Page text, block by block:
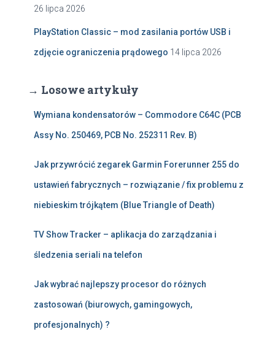
26 lipca 2026
PlayStation Classic – mod zasilania portów USB i
zdjęcie ograniczenia prądowego 14 lipca 2026
→ Losowe artykuły
Wymiana kondensatorów – Commodore C64C (PCB
Assy No. 250469, PCB No. 252311 Rev. B)
Jak przywrócić zegarek Garmin Forerunner 255 do
ustawień fabrycznych – rozwiązanie / fix problemu z
niebieskim trójkątem (Blue Triangle of Death)
TV Show Tracker – aplikacja do zarządzania i
śledzenia seriali na telefon
Jak wybrać najlepszy procesor do różnych
zastosowań (biurowych, gamingowych,
profesjonalnych) ?